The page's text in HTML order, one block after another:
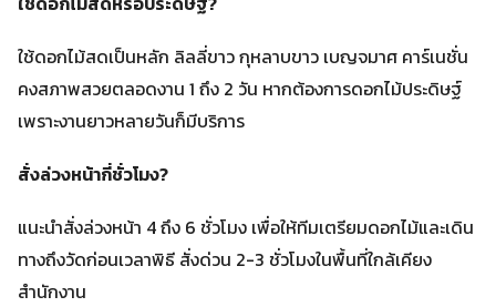
ใช้ดอกไม้สดเป็นหลัก ลิลลี่ขาว กุหลาบขาว เบญจมาศ คาร์เนชั่น
คงสภาพสวยตลอดงาน 1 ถึง 2 วัน หากต้องการดอกไม้ประดิษฐ์
เพราะงานยาวหลายวันก็มีบริการ
สั่งล่วงหน้ากี่ชั่วโมง?
แนะนำสั่งล่วงหน้า 4 ถึง 6 ชั่วโมง เพื่อให้ทีมเตรียมดอกไม้และเดิน
ทางถึงวัดก่อนเวลาพิธี สั่งด่วน 2-3 ชั่วโมงในพื้นที่ใกล้เคียง
สำนักงาน